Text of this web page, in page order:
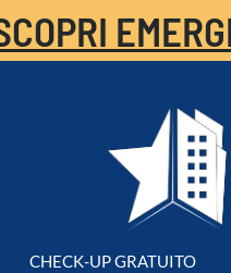
CHECK-UP GRATUITO